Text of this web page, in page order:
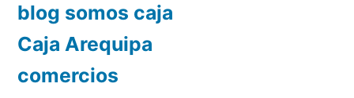
blog somos caja
Caja Arequipa
comercios